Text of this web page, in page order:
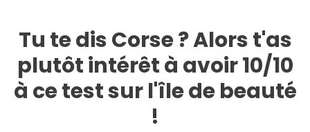
Tu te dis Corse ? Alors t'as
plutôt intérêt à avoir 10/10
à ce test sur l'île de beauté
!